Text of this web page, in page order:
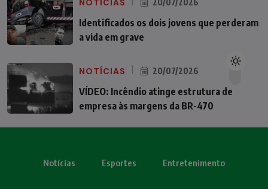
NOTÍCIAS
Identificados os dois jovens que perderam
a vida em grave
NOTÍCIAS 20/07/2026
VÍDEO: Incêndio atinge estrutura de
empresa às margens da BR-470
Notícias Esportes Entretenimento